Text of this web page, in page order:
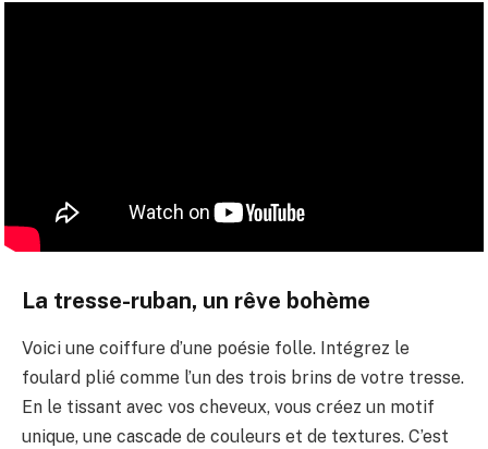
La tresse-ruban, un rêve bohème
Voici une coiffure d’une poésie folle. Intégrez le
foulard plié comme l’un des trois brins de votre tresse.
En le tissant avec vos cheveux, vous créez un motif
unique, une cascade de couleurs et de textures. C’est